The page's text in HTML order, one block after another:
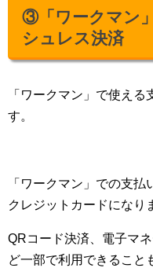
③「ワークマン
シュレス決済
「ワークマン」で使え
す。
「ワークマン」での支払
クレジットカードになり
QRコード決済、電子マ
ど一部で利用できること